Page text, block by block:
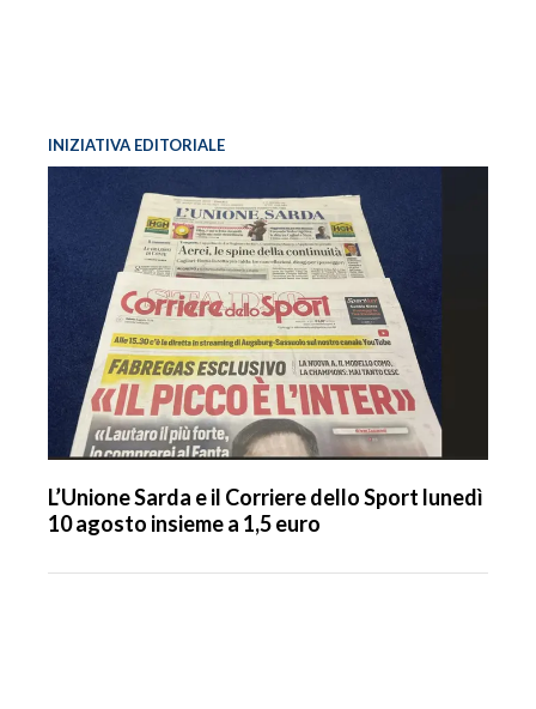
INIZIATIVA EDITORIALE
L’Unione Sarda e il Corriere dello Sport lunedì
10 agosto insieme a 1,5 euro